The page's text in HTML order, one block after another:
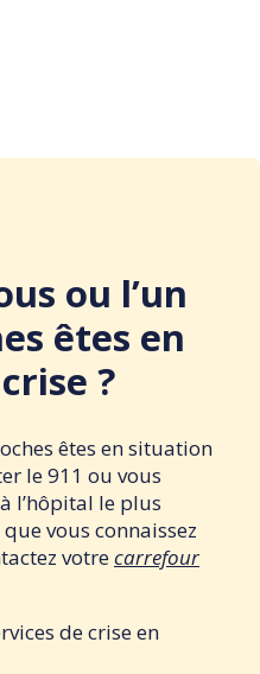
ou l’un
êtes en
?
êtes en situation
le 911 ou vous
l’hôpital le plus
vous connaissez
votrecarrefour
de crise en